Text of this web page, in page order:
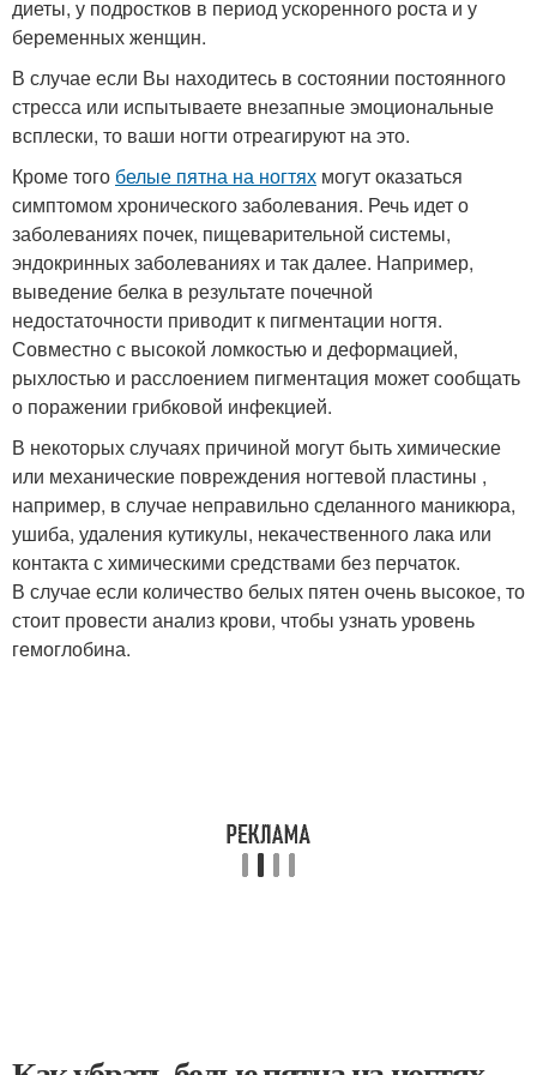
диеты, у подростков в период ускоренного роста и у
беременных женщин.
В случае если Вы находитесь в состоянии постоянного
стресса или испытываете внезапные эмоциональные
всплески, то ваши ногти отреагируют на это.
Кроме того белые пятна на ногтях могут оказаться
симптомом хронического заболевания. Речь идет о
заболеваниях почек, пищеварительной системы,
эндокринных заболеваниях и так далее. Например,
выведение белка в результате почечной
недостаточности приводит к пигментации ногтя.
Совместно с высокой ломкостью и деформацией,
рыхлостью и расслоением пигментация может сообщать
о поражении грибковой инфекцией.
В некоторых случаях причиной могут быть химические
или механические повреждения ногтевой пластины ,
например, в случае неправильно сделанного маникюра,
ушиба, удаления кутикулы, некачественного лака или
контакта с химическими средствами без перчаток.
В случае если количество белых пятен очень высокое, то
стоит провести анализ крови, чтобы узнать уровень
гемоглобина.